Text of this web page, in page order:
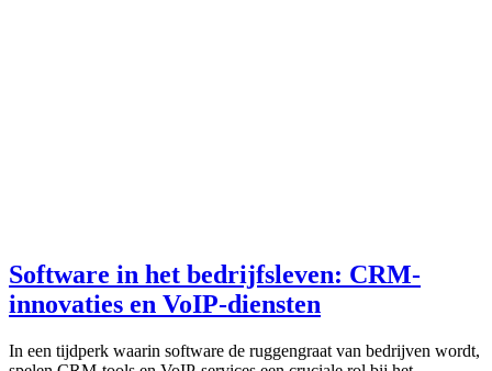
Software in het bedrijfsleven: CRM-
innovaties en VoIP-diensten
In een tijdperk waarin software de ruggengraat van bedrijven wordt,